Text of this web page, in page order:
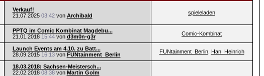
Verkauf!
21.07.2025 03:42von Archibald spieleladen
PPTQ im Comic Kombinat Magdebu...
21.01.2018 15:44von d3m0n-g3r Comic-Kombinat
Launch Events am 4.10. zu Batt...
28.09.2015 16:13von FUNtainment_Berlin FUNtainment_Berlin, Han_Heinrich
18.03.2018: Sachsen-Meistersch...
22.02.2018 08:38von Martin Golm